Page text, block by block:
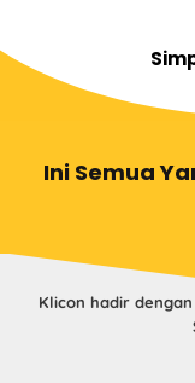
Ini Semua
Klicon hadir